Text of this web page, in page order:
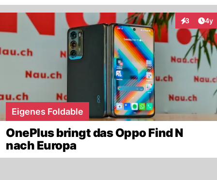
3 4y
Eigenes Foldable
OnePlus bringt das Oppo Find N
nach Europa